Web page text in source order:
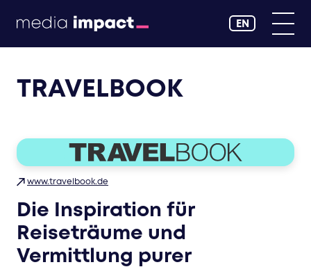
EN
TRAVELBOOK
www.travelbook.de
Die Inspiration für
Reiseträume und
Vermittlung purer